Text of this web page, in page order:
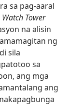
sa pag-aaral
Watch Tower
na alisin
ng
sila
sa
ang mga
ang